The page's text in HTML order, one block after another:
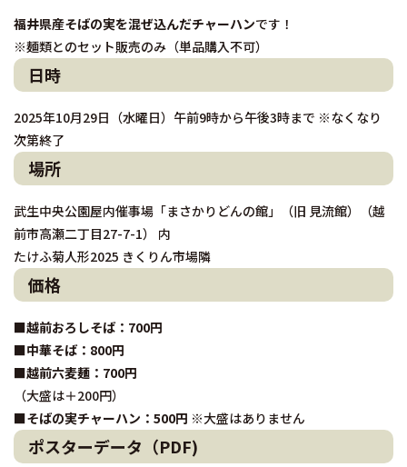
福井県産そばの実を混ぜ込んだチャーハンです！
※麺類とのセット販売のみ（単品購入不可）
日時
2025年10月29日（水曜日）午前9時から午後3時まで ※なくなり
次第終了
場所
武生中央公園屋内催事場「まさかりどんの館」（旧 見流館）（越
前市高瀬二丁目27-7-1） 内
たけふ菊人形2025 きくりん市場隣
価格
■越前おろしそば：700円
■中華そば：800円
■越前六麦麺：700円
（大盛は＋200円）
■そばの実チャーハン：500円 ※大盛はありません
ポスターデータ（PDF)